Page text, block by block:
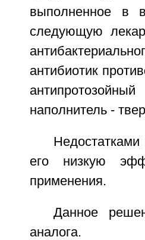
выполненное в
следующую
антибиотик
наполнитель -
Недостатками
его низкую
применения.
Данное
аналога.